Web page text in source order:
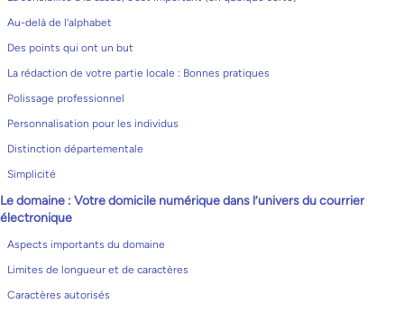
Au-delà de l’alphabet
Des points qui ont un but
La rédaction de votre partie locale : Bonnes pratiques
Polissage professionnel
Personnalisation pour les individus
Distinction départementale
Simplicité
Le domaine : Votre domicile numérique dans l’univers du courrier
électronique
Aspects importants du domaine
Limites de longueur et de caractères
Caractères autorisés